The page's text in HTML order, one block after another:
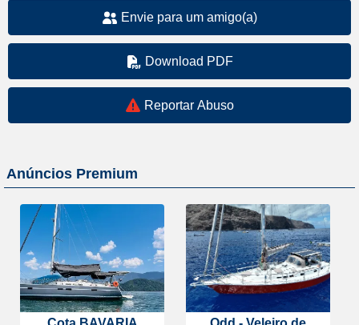
Envie para um amigo(a)
Download PDF
Reportar Abuso
Anúncios Premium